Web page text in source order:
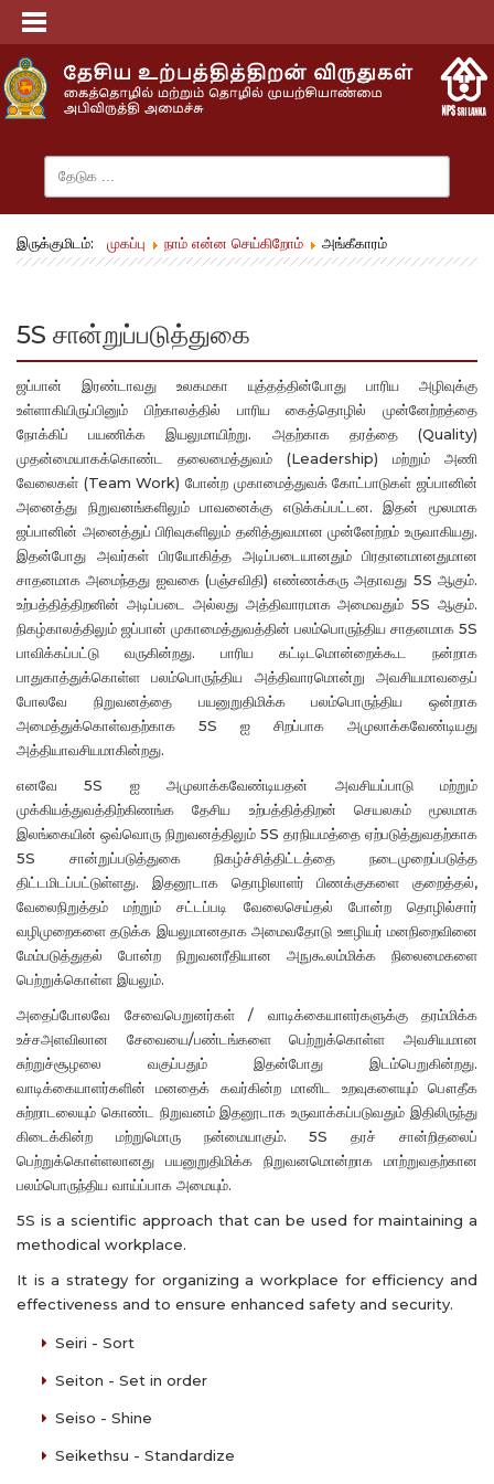
இருக்குமிடம்: முகப்பு நாம் என்ன செய்கிறோம் அங்கீகாரம்
5S சான்றுப்படுத்துகை
ஜப்பான் இரண்டாவது உலகமகா யுத்தத்தின்போது பாரிய அழிவுக்கு
உள்ளாகியிருப்பினும் பிற்காலத்தில் பாரிய கைத்தொழில் முன்னேற்றத்தை
நோக்கிப் பயணிக்க இயலுமாயிற்று. அதற்காக தரத்தை (Quality)
முதன்மையாகக்கொண்ட தலைமைத்துவம் (Leadership) மற்றும் அணி
வேலைகள் (Team Work) போன்ற முகாமைத்துவக் கோட்பாடுகள் ஜப்பானின்
அனைத்து நிறுவனங்களிலும் பாவனைக்கு எடுக்கப்பட்டன. இதன் மூலமாக
ஜப்பானின் அனைத்துப் பிரிவுகளிலும் தனித்துவமான முன்னேற்றம் உருவாகியது.
இதன்போது அவர்கள் பிரயோகித்த அடிப்படையானதும் பிரதானமானதுமான
சாதனமாக அமைந்தது ஐவகை (பஞ்சவிதி) எண்ணக்கரு அதாவது 5S ஆகும்.
உற்பத்தித்திறனின் அடிப்படை அல்லது அத்திவாரமாக அமைவதும் 5S ஆகும்.
நிகழ்காலத்திலும் ஜப்பான் முகாமைத்துவத்தின் பலம்பொருந்திய சாதனமாக 5S
பாவிக்கப்பட்டு வருகின்றது. பாரிய கட்டிடமொன்றைக்கூட நன்றாக
பாதுகாத்துக்கொள்ள பலம்பொருந்திய அத்திவாரமொன்று அவசியமாவதைப்
போலவே நிறுவனத்தை பயனுறுதிமிக்க பலம்பொருந்திய ஒன்றாக
அமைத்துக்கொள்வதற்காக 5S ஐ சிறப்பாக அமுலாக்கவேண்டியது
அத்தியாவசியமாகின்றது.
எனவே 5S ஐ அமுலாக்கவேண்டியதன் அவசியப்பாடு மற்றும்
முக்கியத்துவத்திற்கிணங்க தேசிய உற்பத்தித்திறன் செயலகம் மூலமாக
இலங்கையின் ஒவ்வொரு நிறுவனத்திலும் 5S தரநியமத்தை ஏற்படுத்துவதற்காக
5S சான்றுப்படுத்துகை நிகழ்ச்சித்திட்டத்தை நடைமுறைப்படுத்த
திட்டமிடப்பட்டுள்ளது. இதனூடாக தொழிலாளர் பிணக்குகளை குறைத்தல்,
வேலைநிறுத்தம் மற்றும் சட்டப்படி வேலைசெய்தல் போன்ற தொழில்சார்
வழிமுறைகளை தடுக்க இயலுமானதாக அமைவதோடு ஊழியர் மனநிறைவினை
மேம்படுத்துதல் போன்ற நிறுவனரீதியான அநுகூலம்மிக்க நிலைமைகளை
பெற்றுக்கொள்ள இயலும்.
அதைப்போலவே சேவைபெறுனர்கள் / வாடிக்கையாளர்களுக்கு தரம்மிக்க
உச்சஅளவிலான சேவையை/பண்டங்களை பெற்றுக்கொள்ள அவசியமான
சுற்றுச்சூழலை வகுப்பதும் இதன்போது இடம்பெறுகின்றது.
வாடிக்கையாளர்களின் மனதைக் கவர்கின்ற மானிட உறவுகளையும் பௌதீக
சுற்றாடலையும் கொண்ட நிறுவனம் இதனூடாக உருவாக்கப்படுவதும் இதிலிருந்து
கிடைக்கின்ற மற்றுமொரு நன்மையாகும். 5S தரச் சான்றிதலைப்
பெற்றுக்கொள்ளலானது பயனுறுதிமிக்க நிறுவனமொன்றாக மாற்றுவதற்கான
பலம்பொருந்திய வாய்ப்பாக அமையும்.
5S is a scientific approach that can be used for maintaining a
methodical workplace.
It is a strategy for organizing a workplace for efficiency and
effectiveness and to ensure enhanced safety and security.
Seiri - Sort
Seiton - Set in order
Seiso - Shine
Seikethsu - Standardize